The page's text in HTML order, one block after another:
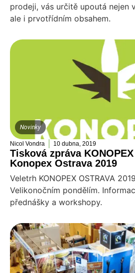
prodeji, vás určitě upoutá nejen
ale i prvotřídním obsahem.
Novinky
Nicol Vondra 10 dubna, 2019
Tisková zpráva
Konopex Ostrava 2019
Veletrh KONOPEX OSTRAVA
Velikonočním pondělím.
přednášky a workshopy.